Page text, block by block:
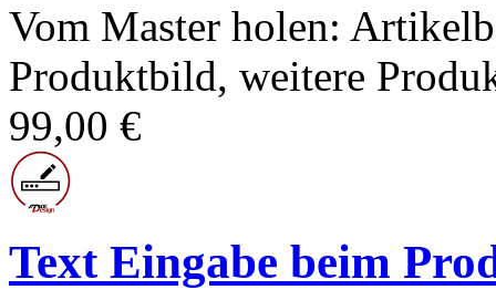
Vom Master holen:
Produktbild, weitere
99,00 €
Text Eingabe beim